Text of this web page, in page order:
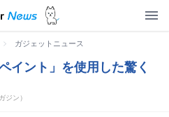
> ガジェットニュース
イント」を使用した驚く
ジン）